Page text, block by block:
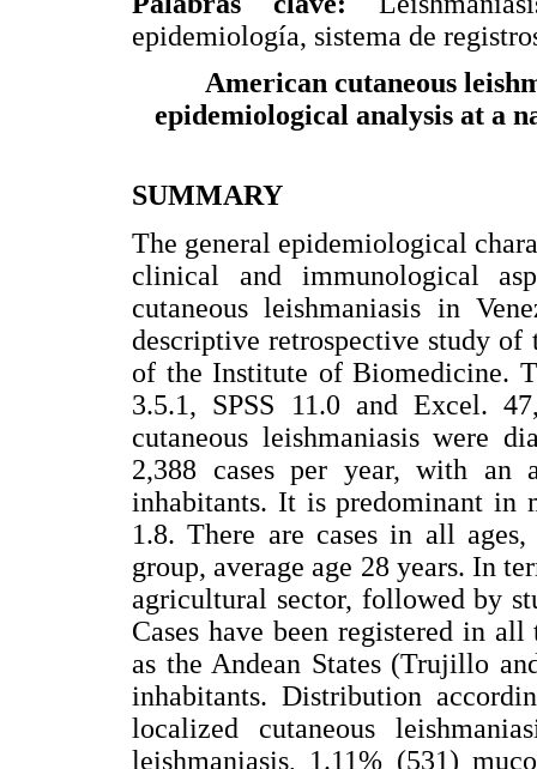
epidemiología, sistema de
American cutaneous
epidemiological analysis at a
SUMMARY
The general epidemiological
clinical and immunological
cutaneous leishmaniasis in
descriptive retrospective study of
of the Institute of Biomedicine.
3.5.1, SPSS 11.0 and Excel.
cutaneous leishmaniasis were
2,388 cases per year, with an
inhabitants. It is predominant in
1.8. There are cases in all
group, average age 28 years. In
agricultural sector, followed by
Cases have been registered in
as the Andean States (Trujillo
inhabitants. Distribution
localized cutaneous
leishmaniasis, 1.11% (531)